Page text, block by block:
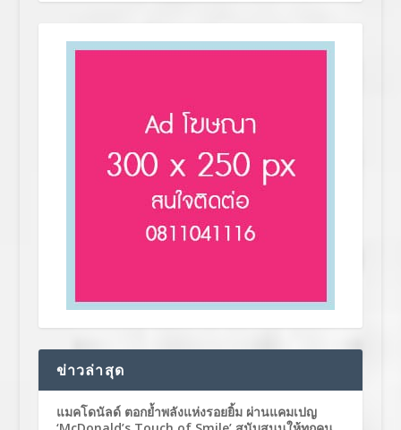
ข่าวล่าสุด
แมคโดนัลด์ ตอกย้ำพลังแห่งรอยยิ้ม ผ่านแคมเปญ